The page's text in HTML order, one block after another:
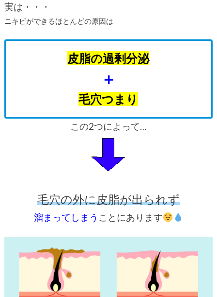
実は・・・
ニキビができるほとんどの原因は
皮脂の過剰分泌
＋
毛穴つまり
この2つによって…
毛穴の外に皮脂が出られず
溜まってしまう ことにあります